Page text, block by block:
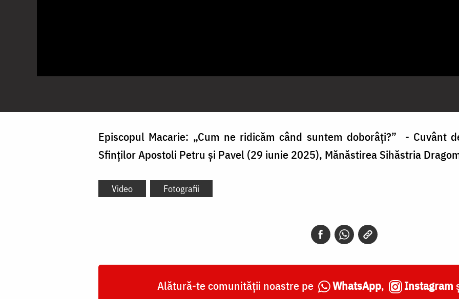
Episcopul Macarie: „Cum ne ridicăm când suntem doborâți?” - Cuvânt
Sfinților Apostoli Petru și Pavel (29 iunie 2025), Mănăstirea Sihăstria
Video Fotografii
Alătură-te comunității noastre pe WhatsApp, Instagram